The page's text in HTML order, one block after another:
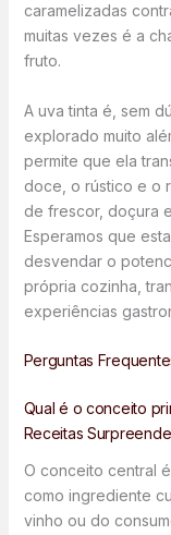
caramelizadas
muitas vezes é a
fruto.
A uva tinta é, sem
explorado muito
permite que ela
doce, o rústico e o
de frescor, doçura
Esperamos que
desvendar o
própria cozinha,
experiências
Perguntas
Qual é o conceito
Receitas
O conceito central
como ingrediente
vinho ou do